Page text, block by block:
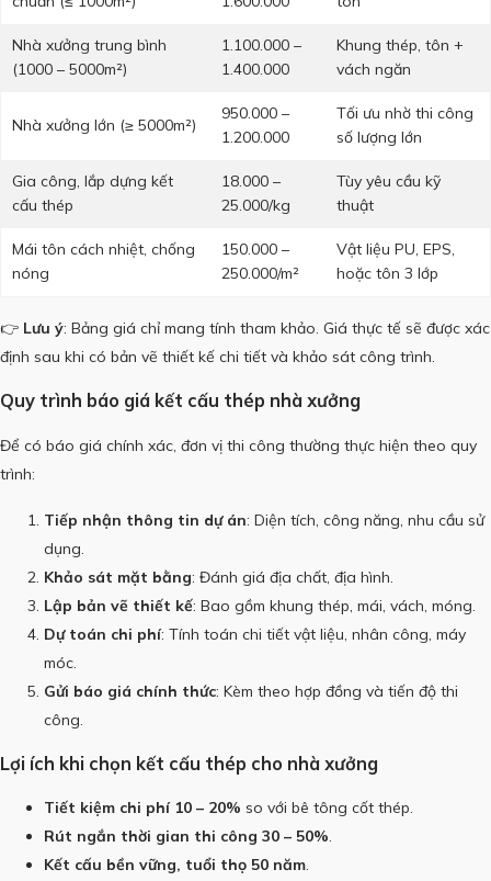
Nhà xưởng trung bình
(1000 – 5000m²)
1.100.000 –
1.400.000
Khung thép, tôn +
vách ngăn
Nhà xưởng lớn (≥ 5000m²)
950.000 –
1.200.000
Tối ưu nhờ thi công
số lượng lớn
Gia công, lắp dựng kết
cấu thép
18.000 –
25.000/kg
Tùy yêu cầu kỹ
thuật
Mái tôn cách nhiệt, chống
nóng
150.000 –
250.000/m²
Vật liệu PU, EPS,
hoặc tôn 3 lớp
👉 Lưu ý: Bảng giá chỉ mang tính tham khảo. Giá thực tế sẽ được xác
định sau khi có bản vẽ thiết kế chi tiết và khảo sát công trình.
Quy trình báo giá kết cấu thép nhà xưởng
Để có báo giá chính xác, đơn vị thi công thường thực hiện theo quy
trình:
Tiếp nhận thông tin dự án: Diện tích, công năng, nhu cầu sử
dụng.
Khảo sát mặt bằng: Đánh giá địa chất, địa hình.
Lập bản vẽ thiết kế: Bao gồm khung thép, mái, vách, móng.
Dự toán chi phí: Tính toán chi tiết vật liệu, nhân công, máy
móc.
Gửi báo giá chính thức: Kèm theo hợp đồng và tiến độ thi
công.
Lợi ích khi chọn kết cấu thép cho nhà xưởng
Tiết kiệm chi phí 10 – 20% so với bê tông cốt thép.
Rút ngắn thời gian thi công 30 – 50%.
Kết cấu bền vững, tuổi thọ 50 năm.